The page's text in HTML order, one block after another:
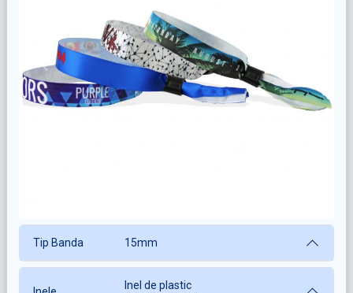
Previous
Tip Banda 15mm
Inel de plastic